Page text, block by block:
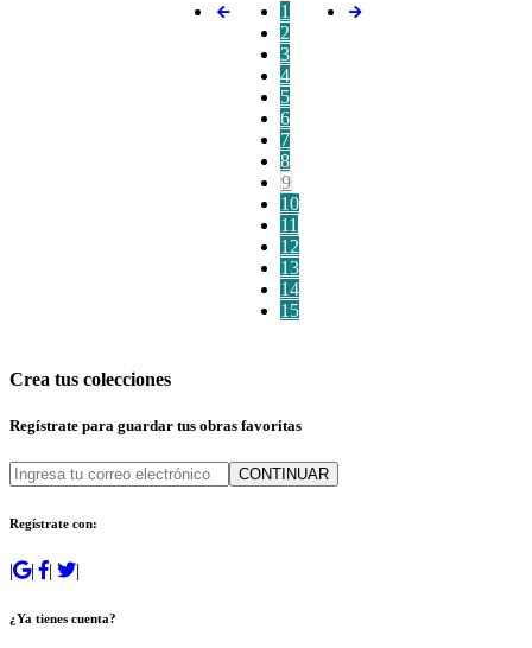
1
2
3
4
5
6
7
8
9
10
11
12
13
14
15
Crea tus colecciones
Regístrate para guardar tus obras favoritas
CONTINUAR
Regístrate con:
| | | |
¿Ya tienes cuenta?